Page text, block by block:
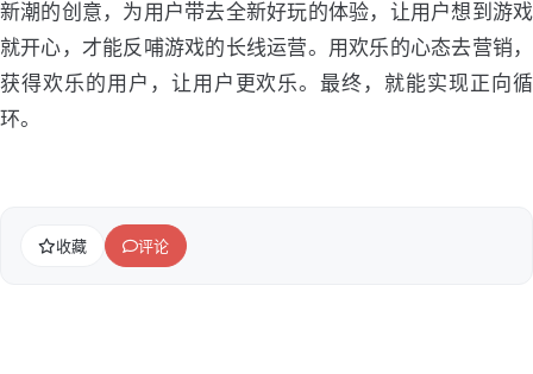
新潮的创意，为用户带去全新好玩的体验，让用户想到游戏
就开心，才能反哺游戏的长线运营。用欢乐的心态去营销，
获得欢乐的用户，让用户更欢乐。最终，就能实现正向循
环。
收藏 评论